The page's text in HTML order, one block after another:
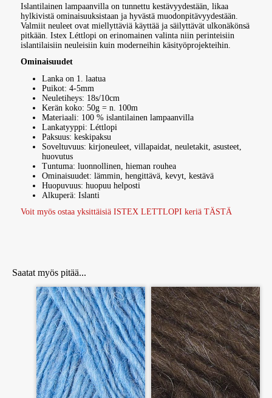
Islantilainen lampaanvilla on tunnettu kestävyydestään, likaa
hylkivistä ominaisuuksistaan ja hyvästä muodonpitävyydestään.
Valmiit neuleet ovat miellyttäviä käyttää ja säilyttävät ulkonäkönsä
pitkään. Istex Léttlopi on erinomainen valinta niin perinteisiin
islantilaisiin neuleisiin kuin moderneihin käsityöprojekteihin.
Ominaisuudet
Lanka on 1. laatua
Puikot: 4-5mm
Neuletiheys: 18s/10cm
Kerän koko: 50g = n. 100m
Materiaali: 100 % islantilainen lampaanvilla
Lankatyyppi: Léttlopi
Paksuus: keskipaksu
Soveltuvuus: kirjoneuleet, villapaidat, neuletakit, asusteet,
huovutus
Tuntuma: luonnollinen, hieman rouhea
Ominaisuudet: lämmin, hengittävä, kevyt, kestävä
Huopuvuus: huopuu helposti
Alkuperä: Islanti
Voit myös ostaa yksittäisiä ISTEX LETTLOPI keriä TÄSTÄ
Saatat myös pitää...